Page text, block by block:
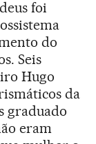
foi
do
Seis
Hugo
da
graduado
eram